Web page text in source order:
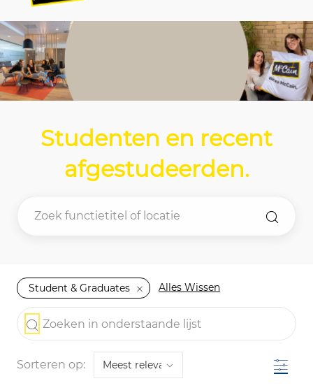
Studenten en recent
afgestudeerden.
Student & Graduates Alles Wissen
the results are updated
Zoeken in onderstaande lijst
Sorteren op: Filter